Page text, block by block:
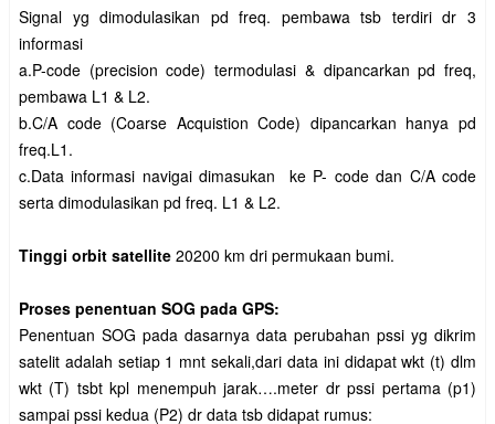
Signal yg dimodulasikan pd freq. pembawa tsb terdiri dr 3
informasi
a.P-code (precision code) termodulasi & dipancarkan pd freq,
pembawa L1 & L2.
b.C/A code (Coarse Acquistion Code) dipancarkan hanya pd
freq.L1.
c.Data informasi navigai dimasukan ke P- code dan C/A code
serta dimodulasikan pd freq. L1 & L2.
Tinggi orbit satellite 20200 km dri permukaan bumi.
Proses penentuan SOG pada GPS:
Penentuan SOG pada dasarnya data perubahan pssi yg dikrim
satelit adalah setiap 1 mnt sekali,dari data ini didapat wkt (t) dlm
wkt (T) tsbt kpl menempuh jarak….meter dr pssi pertama (p1)
sampai pssi kedua (P2) dr data tsb didapat rumus: